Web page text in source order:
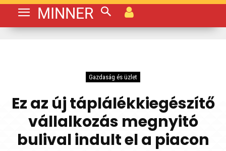
MINNER
Gazdaság és üzlet
Ez az új táplálékkiegészítő
vállalkozás megnyitó
bulival indult el a piacon